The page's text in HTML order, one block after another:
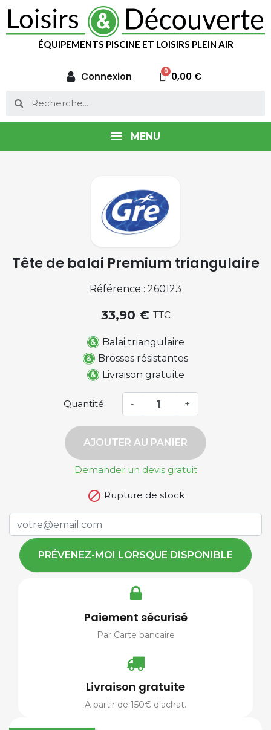
ÉQUIPEMENTS PISCINE ET LOISIRS PLEIN AIR
Connexion 0,00 €
MENU
Tête de balai Premium triangulaire
Référence : 260123
33,90 € TTC
Balai triangulaire
Brosses résistantes
Livraison gratuite
Quantité - +
AJOUTER AU PANIER
Demander un devis gratuit
 Rupture de stock
PRÉVENEZ-MOI LORSQUE DISPONIBLE
Paiement sécurisé
Par Carte bancaire
Livraison gratuite
A partir de 150€ d'achat.